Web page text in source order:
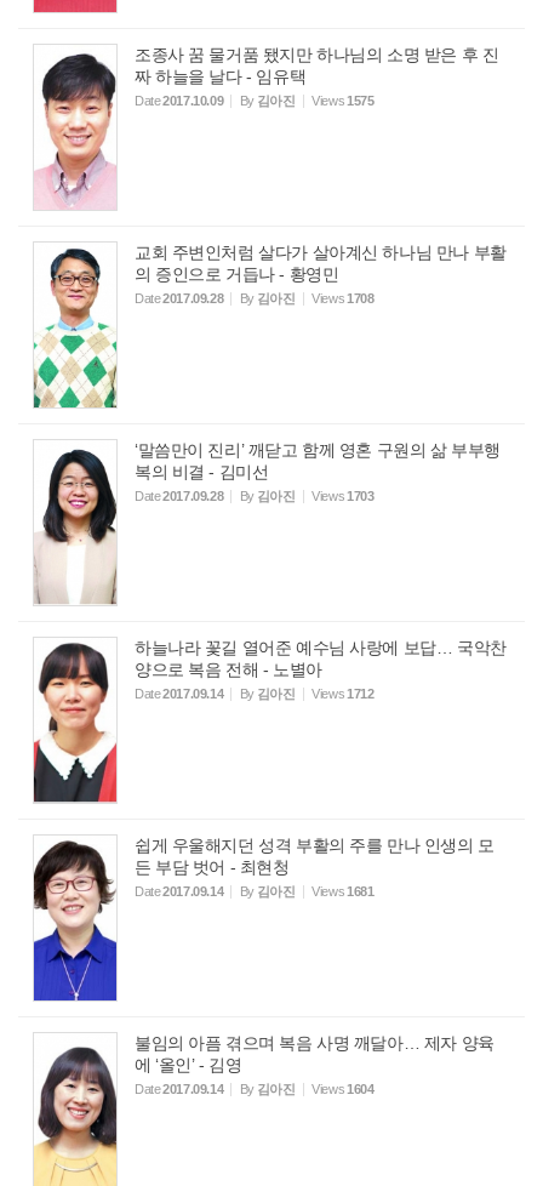
조종사 꿈 물거품 됐지만 하나님의 소명 받은 후 진
짜 하늘을 날다 - 임유택
Date2017.10.09 By 김아진 Views1575
교회 주변인처럼 살다가 살아계신 하나님 만나 부활
의 증인으로 거듭나 - 황영민
Date2017.09.28 By 김아진 Views1708
‘말씀만이 진리’ 깨닫고 함께 영혼 구원의 삶 부부행
복의 비결 - 김미선
Date2017.09.28 By 김아진 Views1703
하늘나라 꽃길 열어준 예수님 사랑에 보답… 국악찬
양으로 복음 전해 - 노별아
Date2017.09.14 By 김아진 Views1712
쉽게 우울해지던 성격 부활의 주를 만나 인생의 모
든 부담 벗어 - 최현청
Date2017.09.14 By 김아진 Views1681
불임의 아픔 겪으며 복음 사명 깨달아… 제자 양육
에 ‘올인’ - 김영
Date2017.09.14 By 김아진 Views1604